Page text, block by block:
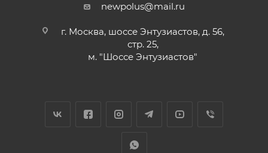
newpolus@mail.ru
г. Москва, шоссе Энтузиастов, д. 56,
стр. 25,
м. "Шоссе Энтузиастов"